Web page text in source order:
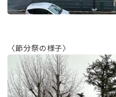
〈節分祭の様子〉